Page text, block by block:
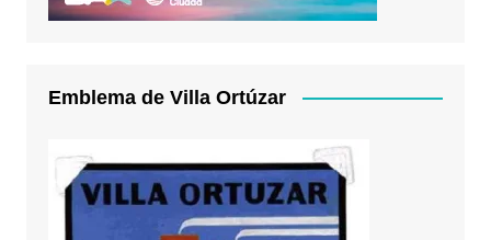
Emblema de Villa Ortúzar